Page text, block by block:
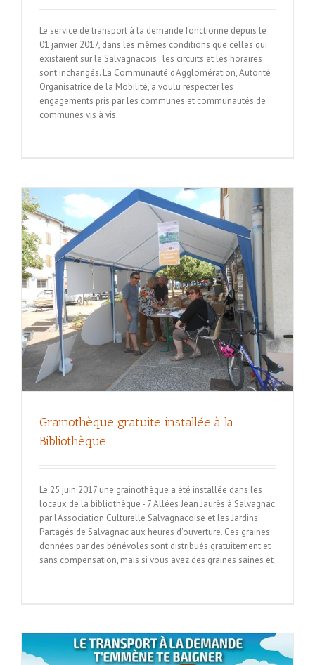
Le service de transport à la demande fonctionne depuis le
01 janvier 2017, dans les mêmes conditions que celles qui
existaient sur le Salvagnacois : les circuits et les horaires
sont inchangés. La Communauté d'Agglomération, Autorité
Organisatrice de la Mobilité, a voulu respecter les
engagements pris par les communes et communautés de
communes vis à vis
Grainothèque gratuite installée à la
Bibliothèque
Le 25 juin 2017 une grainothèque a été installée dans les
locaux de la bibliothèque - 7 Allées Jean Jaurès à Salvagnac
par l'Association Culturelle Salvagnacoise et les Jardins
Partagés de Salvagnac aux heures d'ouverture. Ces graines
données par des bénévoles sont distribués gratuitement et
sans compensation, mais si vous avez des graines saines et